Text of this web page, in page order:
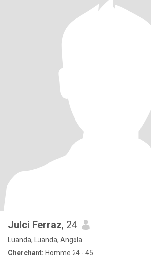
Julci Ferraz, 24
Luanda, Luanda, Angola
Cherchant: Homme 24 - 45